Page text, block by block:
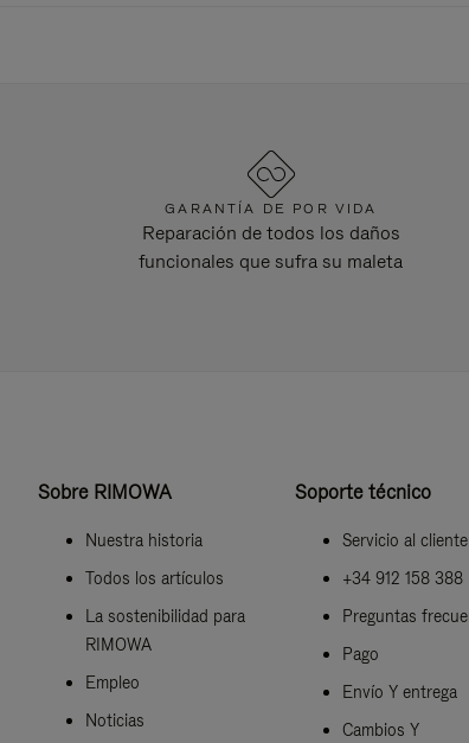
GARANTÍA DE POR VIDA
Reparación de todos los daños
funcionales que sufra su maleta
Sobre RIMOWA
Nuestra historia
Todos los artículos
La sostenibilidad para
RIMOWA
Empleo
Noticias
Soporte técnico
Servicio al cliente
+34 912 158 388
Preguntas
Pago
Envío Y entrega
Cambios Y